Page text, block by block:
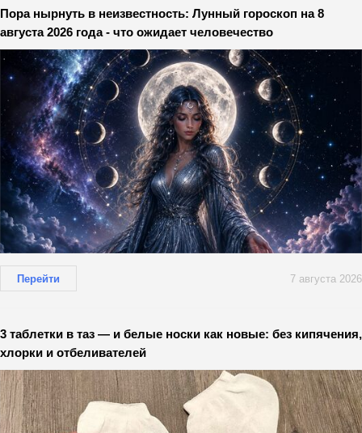
Пора нырнуть в неизвестность: Лунный гороскоп на 8
августа 2026 года - что ожидает человечество
Перейти 7 августа 2026
3 таблетки в таз — и белые носки как новые: без кипячения,
хлорки и отбеливателей